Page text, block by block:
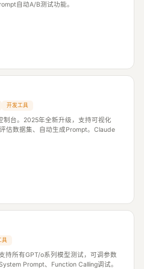
自动A/B测试功能。
开发工具
台。2025年全新升级，支持可视化
估数据集、自动生成Prompt。Claude
具
持所有GPT/o系列模型测试，可调参数
Prompt、Function Calling调试。